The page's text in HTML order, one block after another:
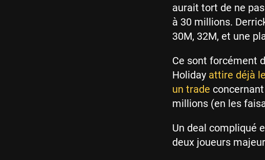
aurait tort de ne
à 30 millions.
30M, 32M, et une
Ce sont forcément
Holiday attire déjà
un trade
millions (en les
Un deal compliqué
deux joueurs